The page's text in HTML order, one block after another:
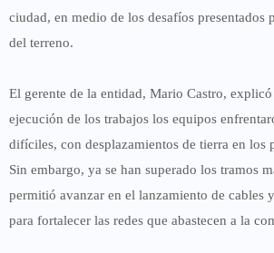
ciudad, en medio de los desafíos presentados
del terreno.
El gerente de la entidad, Mario Castro, explicó
ejecución de los trabajos los equipos
difíciles, con desplazamientos de tierra en los
Sin embargo, ya se han superado los tramos
permitió avanzar en el lanzamiento de cables
para fortalecer las redes que abastecen a la